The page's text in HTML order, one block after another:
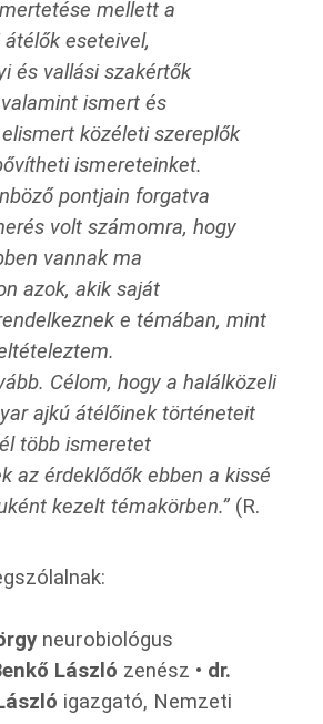
mellett a
eseteivel,
és vallási szakértők
ismert és
közéleti szereplők
ismereteinket.
pontjain forgatva
volt számomra, hogy
vannak ma
azok, akik saját
e témában, mint
Célom, hogy a halálközeli
ajkú átélőinek történeteit
több ismeretet
az érdeklődők ebben a kissé
kezelt témakörben.” (R.
neurobiológus
László zenész • dr.
igazgató, Nemzeti